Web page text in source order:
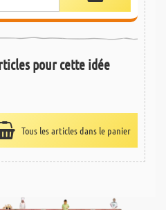
pour cette idée
Tous les articles dans le panier